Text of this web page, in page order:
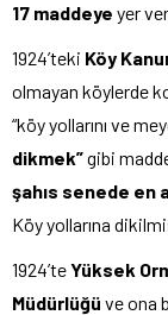
17 maddeye yer
1924’teki Köy
olmayan köylerde
“köy yollarını ve
dikmek”gibi
şahıs senede en
Köy yollarına
1924’teYüksek
Müdürlüğü ve ona